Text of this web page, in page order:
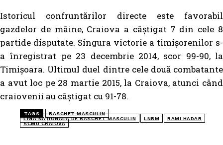
Istoricul confruntărilor directe este favorabil
gazdelor de mâine, Craiova a câștigat 7 din cele 8
partide disputate. Singura victorie a timișorenilor s-
a înregistrat pe 23 decembrie 2014, scor 99-90, la
Timișoara. Ultimul duel dintre cele două combatante
a avut loc pe 28 martie 2015, la Craiova, atunci când
craiovenii au câștigat cu 91-78.
TAGS
BASCHET MASCULIN
LIGA NAȚIONALA DE BASCHET MASCULIN
LNBM
RAMI HADAR
SCMU CRAIOVA